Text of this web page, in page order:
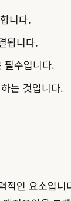
니다.
됩니다.
필수입니다.
는 것입니다.
인 요소입니